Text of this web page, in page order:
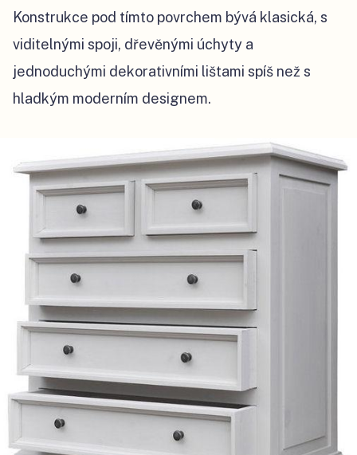
Konstrukce pod tímto povrchem bývá klasická, s
viditelnými spoji, dřevěnými úchyty a
jednoduchými dekorativními lištami spíš než s
hladkým moderním designem.